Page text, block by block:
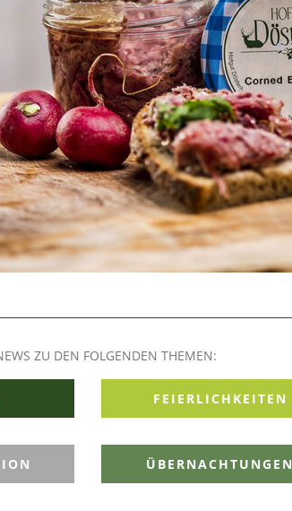
ZU DEN FOLGENDEN THEMEN:
FEIERLICHKEITEN
ÜBERNACHTUNGEN